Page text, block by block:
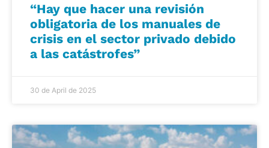
“Hay que hacer una revisión
obligatoria de los manuales de
crisis en el sector privado debido
a las catástrofes”
30 de April de 2025